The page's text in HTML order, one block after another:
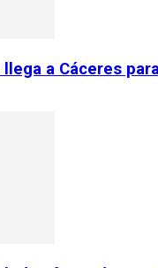
llega a Cáceres